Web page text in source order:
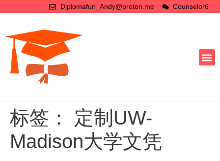
Diplomafun_Andy@proton.me Counselor6
标签： 定制UW-
Madison大学文凭